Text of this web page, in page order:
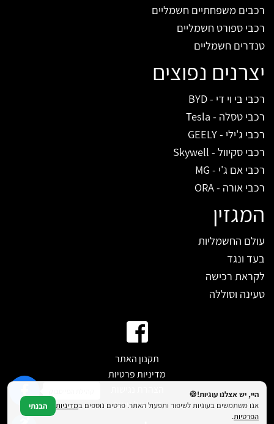
רכבים משפחתיים חשמליים
רכבי ספורט חשמליים
טנדרים חשמליים
יצרנים נפוצים
רכבי בי וי די - BYD
רכבי טסלה - Tesla
רכבי ג'ילי - GEELY
רכבי סקיוול - Skywell
רכבי אם ג'י - MG
רכבי אורה - ORA
המגזין
עולם החשמליות
בעד ונגד
לקראת רכישה
טעינה וסוללה
תקנון האתר
מדיניות פרטיות
דווח על טעות
היי, יש אצלנו עוגיות!🍪
אנו משתמשים בעוגיות לשיפור ותפעול האתר. פרטים נוספים במדיניות
הפרטיות.
הבנתי